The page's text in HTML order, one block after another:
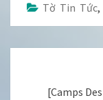
Tờ Tin Tức,
[Camps